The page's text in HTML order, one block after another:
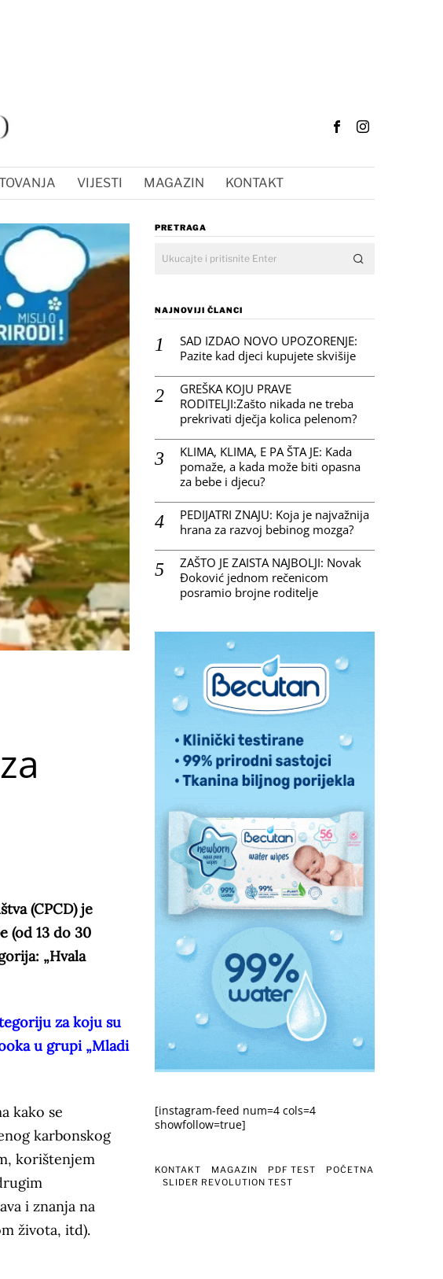
VIJESTI MAGAZIN KONTAKT
(CPCD) je
(od 13 do 30
„Hvala
za koju su
u grupi „Mladi
kako se
karbonskog
korištenjem
i znanja na
života, itd).
PRETRAGA
NAJNOVIJI ČLANCI
SAD IZDAO NOVO UPOZORENJE:
Pazite kad djeci kupujete skvišije
GREŠKA KOJU PRAVE
RODITELJI:Zašto nikada ne treba
prekrivati dječja kolica pelenom?
KLIMA, KLIMA, E PA ŠTA JE: Kada
pomaže, a kada može biti opasna
za bebe i djecu?
PEDIJATRI ZNAJU: Koja je najvažnija
hrana za razvoj bebinog mozga?
ZAŠTO JE ZAISTA NAJBOLJI: Novak
Đoković jednom rečenicom
posramio brojne roditelje
[instagram-feed num=4 cols=4
showfollow=true]
KONTAKT MAGAZIN PDF TEST
POČETNA
SLIDER REVOLUTION TEST